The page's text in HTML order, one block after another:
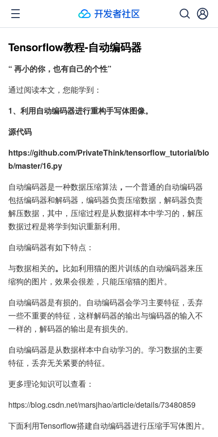
Tensorflow教程-自动编码器
“ 再小的你，也有自己的个性”
通过阅读本文，您能学到：
1、利用自动编码器进行重构手写体图像。
源代码
https://github.com/PrivateThink/tensorflow_tutorial/blo
b/master/16.py
自动编码器是一种数据压缩算法 ， 一个普通的自动编码器
包括编码器和解码器，编码器负责压缩数据，解码器负责
解压数据，其中，压缩过程是从数据样本中学习的，解压
数据过程是将学到知识重新利用。
自动编码器有如下特点：
与数据相关的。 比如利用猫的图片训练的自动编码器来压
缩狗的图片，效果会很差，只能压缩猫的图片。
自动编码器是有损的。自动编码器会学习主要特征，丢弃
一些不重要的特征，这样解码器的输出与编码器的输入不
一样的，解码器的输出是有损失的。
自动编码器是从数据样本中自动学习的。学习数据的主要
特征，丢弃无关紧要的特征。
更多理论知识可以查看：
https://blog.csdn.net/marsjhao/article/details/73480859
下面利用Tensorflow搭建自动编码器进行压缩手写体图片。